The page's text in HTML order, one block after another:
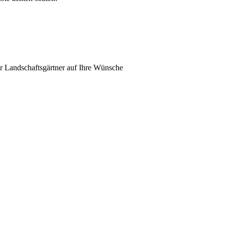
Landschaftsgärtner auf Ihre Wünsche